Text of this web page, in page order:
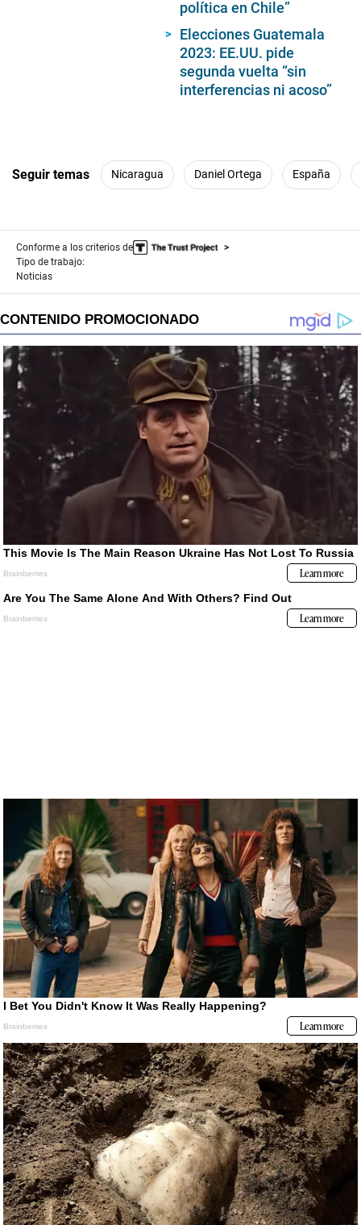
política en Chile”
Elecciones Guatemala
2023: EE.UU. pide
segunda vuelta “sin
interferencias ni acoso”
Seguir temas Nicaragua Daniel Ortega España
Conforme a los criterios de
Tipo de trabajo:
Noticias